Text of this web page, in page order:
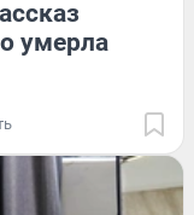
умерла